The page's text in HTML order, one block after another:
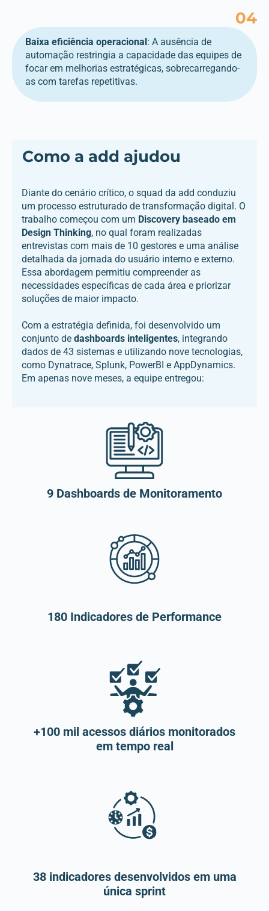
04
Baixa eficiência operacional : A ausência de
automação restringia a capacidade das equipes de
focar em melhorias estratégicas, sobrecarregando-
as com tarefas repetitivas.
Como a add ajudou
Diante do cenário crítico, o squad da add conduziu
um processo estruturado de transformação digital. O
trabalho começou com um Discovery baseado em
Design Thinking, no qual foram realizadas
entrevistas com mais de 10 gestores e uma análise
detalhada da jornada do usuário interno e externo.
Essa abordagem permitiu compreender as
necessidades específicas de cada área e priorizar
soluções de maior impacto.
Com a estratégia definida, foi desenvolvido um
conjunto de dashboards inteligentes, integrando
dados de 43 sistemas e utilizando nove tecnologias,
como Dynatrace, Splunk, PowerBI e AppDynamics.
Em apenas nove meses, a equipe entregou:
9 Dashboards de Monitoramento
180 Indicadores de Performance
+100 mil acessos diários monitorados
em tempo real
38 indicadores desenvolvidos em uma
única sprint